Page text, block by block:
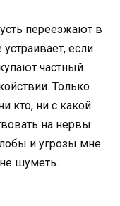
переезжают в
если
частный
Только
кто, ни с какой
на нервы.
и угрозы мне
шуметь.